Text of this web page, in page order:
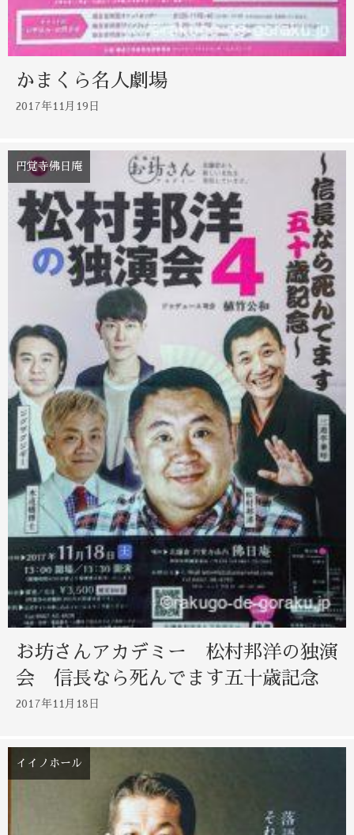
かまくら名人劇場
2017年11月19日
円覚寺佛日庵
お坊さんアカデミー 松村邦洋の独演
会 信長なら死んでます五十歳記念
2017年11月18日
イイノホール